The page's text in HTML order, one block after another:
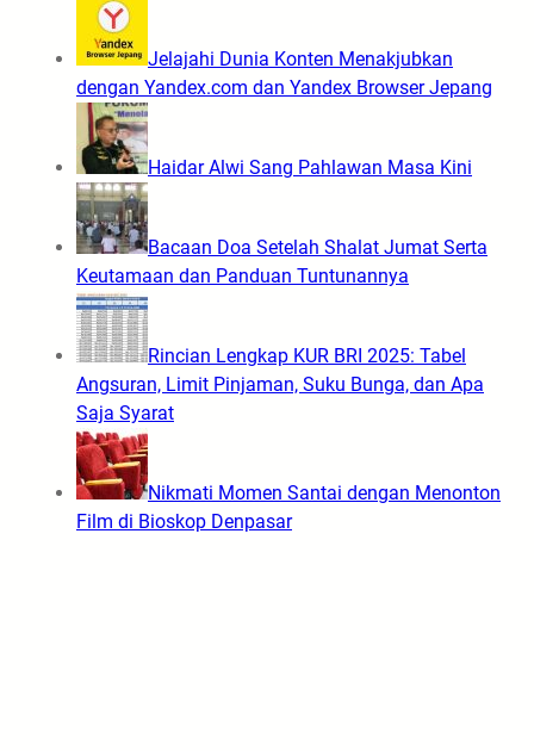
Jelajahi Dunia Konten Menakjubkan
dengan Yandex.com dan Yandex Browser Jepang
Haidar Alwi Sang Pahlawan Masa Kini
Bacaan Doa Setelah Shalat Jumat Serta
Keutamaan dan Panduan Tuntunannya
Rincian Lengkap KUR BRI 2025: Tabel
Angsuran, Limit Pinjaman, Suku Bunga, dan Apa
Saja Syarat
Nikmati Momen Santai dengan Menonton
Film di Bioskop Denpasar